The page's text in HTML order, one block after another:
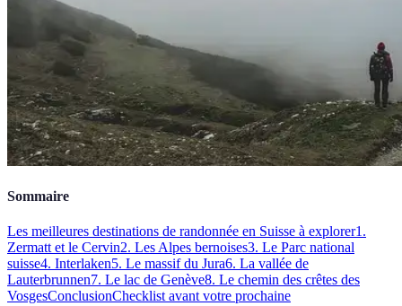
Sommaire
Les meilleures destinations de randonnée en Suisse à explorer1.
Zermatt et le Cervin2. Les Alpes bernoises3. Le Parc national
suisse4. Interlaken5. Le massif du Jura6. La vallée de
Lauterbrunnen7. Le lac de Genève8. Le chemin des crêtes des
VosgesConclusionChecklist avant votre prochaine